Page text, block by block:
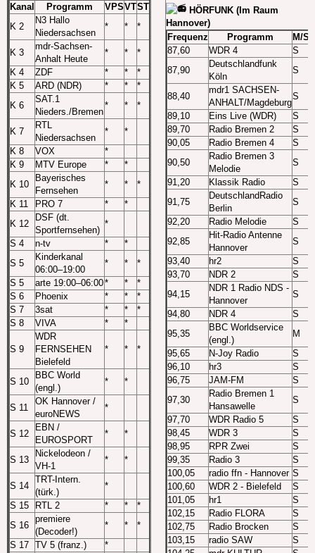
Kanal
Programm VPSVTST
K 2
N3 Hallo
Niedersachsen
* * *
K 3
mdr-Sachsen-
Anhalt Heute
* *
*
K 4
ZDF * *
*
K 5
ARD (NDR) * *
*
K 6
SAT.1
Nieders./Bremen
* * *
K 7
RTL
Niedersachsen
*
*
K 8
VOX
*
K 9
MTV Europe *
*
K 10
Bayerisches
Fernsehen
* *
*
K 11
PRO 7 *
*
K 12
DSF (dt.
Sportfernsehen)
*
S 4
n-tv *
*
S 5
Kinderkanal
06:00–19:00
* *
*
S 5
arte 19:00–06:00* *
*
S 6
Phoenix * *
*
S 7
3sat * *
*
S 8
VIVA * *
S 9
WDR
FERNSEHEN
Bielefeld
* * *
S 10
BBC World
(engl.)
* *
S 11
OK Hannover /
euroNEWS
*
S 12
EBN /
EUROSPORT
* *
S 13
Nickelodeon /
VH-1
* *
S 14
TRT-Intern.
(türk.)
*
S 15
RTL 2 * *
*
S 16
premiere
(Decoder!)
* *
*
S 17 TV 5 (franz.)
*
HÖRFUNK (Im Raum
Hannover)
Frequenz
Programm
M/S
87,60
WDR 4
S
87,90
Deutschlandfunk
Köln
S
88,40
mdr1 SACHSEN-
ANHALT/Magdeburg
S
89,10
Eins Live (WDR)
S
89,70
Radio Bremen 2
S
90,05
Radio Bremen 4
S
90,50
Radio Bremen 3
Melodie
S
91,20
Klassik Radio
S
91,75
DeutschlandRadio
Berlin
S
92,20
Radio Melodie
S
92,85
Hit-Radio Antenne
Hannover
S
93,40
hr2
S
93,70
NDR 2
S
94,15
NDR 1 Radio NDS -
Hannover
S
94,80
NDR 4
S
95,35
BBC Worldservice
(engl.)
M
95,65
N-Joy Radio
S
96,10
hr3
S
96,75
JAM-FM
S
97,30
Radio Bremen 1
Hansawelle
S
97,70
WDR Radio 5
S
98,45
WDR 3
S
98,95
RPR Zwei
S
99,35
Radio 3
S
100,05
radio ffn - Hannover S
100,60
WDR 2 - Bielefeld
S
101,05
hr1
S
102,15
Radio FLORA
S
102,75
Radio Brocken
S
103,15
radio SAW
S